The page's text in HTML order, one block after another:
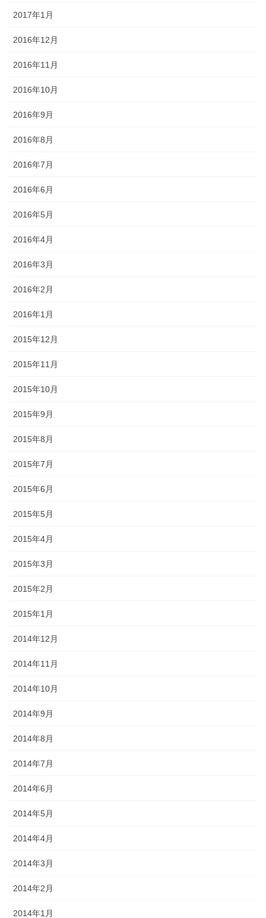
2017年1月
2016年12月
2016年11月
2016年10月
2016年9月
2016年8月
2016年7月
2016年6月
2016年5月
2016年4月
2016年3月
2016年2月
2016年1月
2015年12月
2015年11月
2015年10月
2015年9月
2015年8月
2015年7月
2015年6月
2015年5月
2015年4月
2015年3月
2015年2月
2015年1月
2014年12月
2014年11月
2014年10月
2014年9月
2014年8月
2014年7月
2014年6月
2014年5月
2014年4月
2014年3月
2014年2月
2014年1月